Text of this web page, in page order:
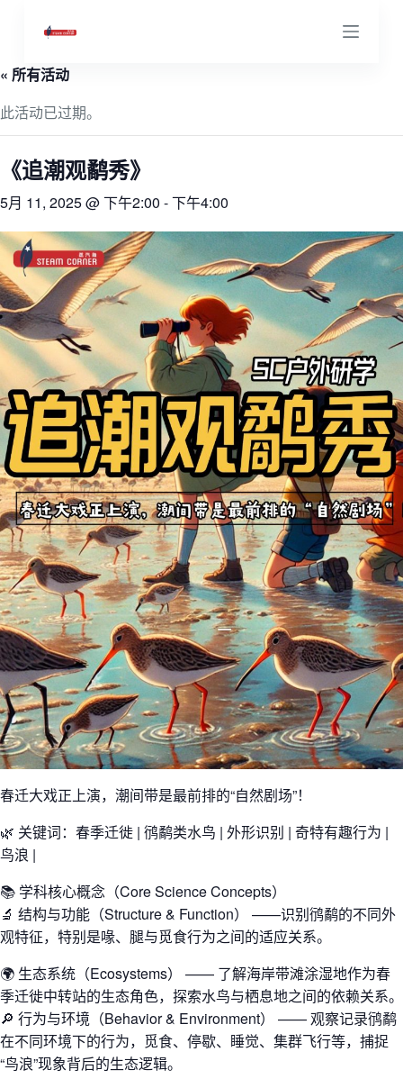
内
« 所有活动
此活动已过期。
《追潮观鹬秀》
5月 11, 2025 @ 下午2:00 -下午4:00
春迁大戏正上演，潮间带是最前排的“自然剧场”！
🌿 关键词：春季迁徙 | 鸻鹬类水鸟 | 外形识别 | 奇特有趣行为 |
鸟浪 |
📚 学科核心概念（Core Science Concepts）
🔬 结构与功能（Structure & Function） ——识别鸻鹬的不同外
观特征，特别是喙、腿与觅食行为之间的适应关系。
🌍 生态系统（Ecosystems） —— 了解海岸带滩涂湿地作为春
季迁徙中转站的生态角色，探索水鸟与栖息地之间的依赖关系。
🔎 行为与环境（Behavior & Environment） —— 观察记录鸻鹬
在不同环境下的行为，觅食、停歇、睡觉、集群飞行等，捕捉
“鸟浪”现象背后的生态逻辑。